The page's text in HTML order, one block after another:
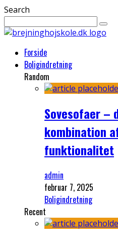
Search
Forside
Boligindretning
Random
Sovesofaer –
kombination
funktionalitet
admin
februar 7, 2025
Boligindretning
Recent